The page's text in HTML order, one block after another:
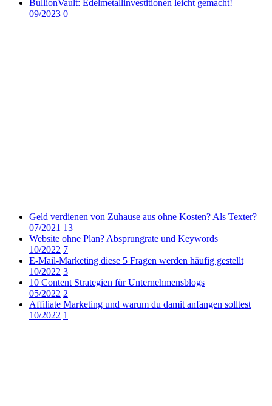
BullionVault: Edelmetallinvestitionen leicht gemacht!
09/2023 0
Geld verdienen von Zuhause aus ohne Kosten? Als Texter?
07/2021 13
Website ohne Plan? Absprungrate und Keywords
10/2022 7
E-Mail-Marketing diese 5 Fragen werden häufig gestellt
10/2022 3
10 Content Strategien für Unternehmensblogs
05/2022 2
Affiliate Marketing und warum du damit anfangen solltest
10/2022 1